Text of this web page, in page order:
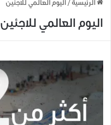
الرئيسية / اليوم العالمي للاجئين
اليوم العالمي للاجئين